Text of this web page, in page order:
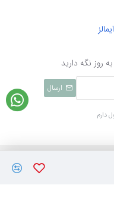
روز نگه دارید
ارسال
دارم
میباشد